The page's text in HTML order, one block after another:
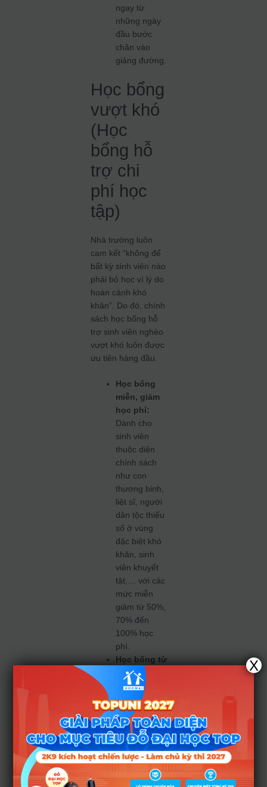
ngay từ
những ngày
đầu bước
chân vào
giảng đường.
Học bổng
vượt khó
(Học
bổng hỗ
trợ chi
phí học
tập)
Nhà trường luôn
cam kết “không để
bất kỳ sinh viên nào
phải bỏ học vì lý do
hoàn cảnh khó
khăn”. Do đó, chính
sách học bổng hỗ
trợ sinh viên nghèo
vượt khó luôn được
ưu tiên hàng đầu.
Học bổng
miễn, giảm
học phí:
Dành cho
sinh viên
thuộc diện
chính sách
như con
thương binh,
liệt sĩ, người
dân tộc thiểu
số ở vùng
đặc biệt khó
khăn, sinh
viên khuyết
tật,… với các
mức miễn
giảm từ 50%,
70% đến
100% học
phí.
Học bổng từ
Quỹ Đào tạo
nhân lực y
tế:Dành cho
những sinh
viên có hoàn
cảnh gia đình
đặc biệt khó
khăn (hộ
nghèo, hộ
X